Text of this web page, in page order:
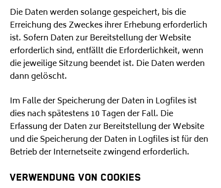
Die Daten werden solange gespeichert, bis die
Erreichung des Zweckes ihrer Erhebung erforderlich
ist. Sofern Daten zur Bereitstellung der Website
erforderlich sind, entfällt die Erforderlichkeit, wenn
die jeweilige Sitzung beendet ist. Die Daten werden
dann gelöscht.
Im Falle der Speicherung der Daten in Logfiles ist
dies nach spätestens 10 Tagen der Fall. Die
Erfassung der Daten zur Bereitstellung der Website
und die Speicherung der Daten in Logfiles ist für den
Betrieb der Internetseite zwingend erforderlich.
VERWENDUNG VON COOKIES